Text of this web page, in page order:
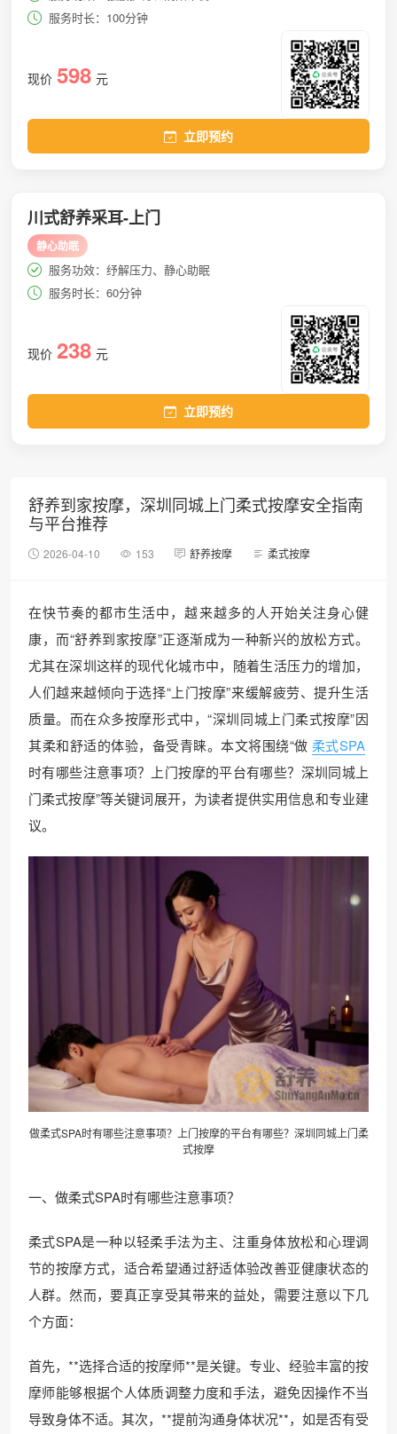
服务时长：100分钟
现价 598 元
立即预约
川式舒养采耳-上门
静心助眠
服务功效：纾解压力、静心助眠
服务时长：60分钟
现价 238 元
立即预约
舒养到家按摩，深圳同城上门柔式按摩安全指南
与平台推荐
2026-04-10 153 舒养按摩 柔式按摩
在快节奏的都市生活中，越来越多的人开始关注身心健
康，而“舒养到家按摩”正逐渐成为一种新兴的放松方式。
尤其在深圳这样的现代化城市中，随着生活压力的增加，
人们越来越倾向于选择“上门按摩”来缓解疲劳、提升生活
质量。而在众多按摩形式中，“深圳同城上门柔式按摩”因
其柔和舒适的体验，备受青睐。本文将围绕“做 柔式SPA
时有哪些注意事项？上门按摩的平台有哪些？深圳同城上
门柔式按摩”等关键词展开，为读者提供实用信息和专业建
议。
做柔式SPA时有哪些注意事项？ 上门按摩的平台有哪些？深圳同城上门柔
式按摩
一、做柔式SPA时有哪些注意事项？
柔式SPA是一种以轻柔手法为主、注重身体放松和心理调
节的按摩方式，适合希望通过舒适体验改善亚健康状态的
人群。然而，要真正享受其带来的益处，需要注意以下几
个方面：
首先，**选择合适的按摩师**是关键。专业、经验丰富的按
摩师能够根据个人体质调整力度和手法，避免因操作不当
导致身体不适。其次，**提前沟通身体状况**，如是否有受